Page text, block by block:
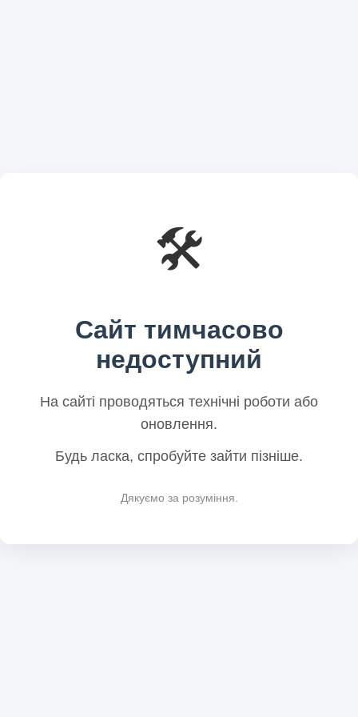
🛠️
Сайт тимчасово
недоступний
На сайті проводяться технічні роботи або
оновлення.
Будь ласка, спробуйте зайти пізніше.
Дякуємо за розуміння.